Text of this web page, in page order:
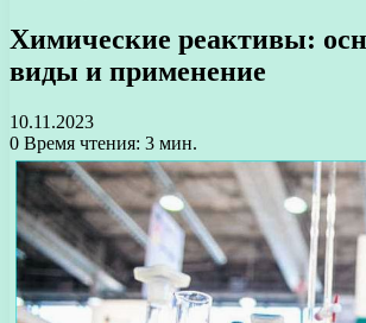
Химические реактивы:
виды и применение
10.11.2023
0 Время чтения: 3 мин.